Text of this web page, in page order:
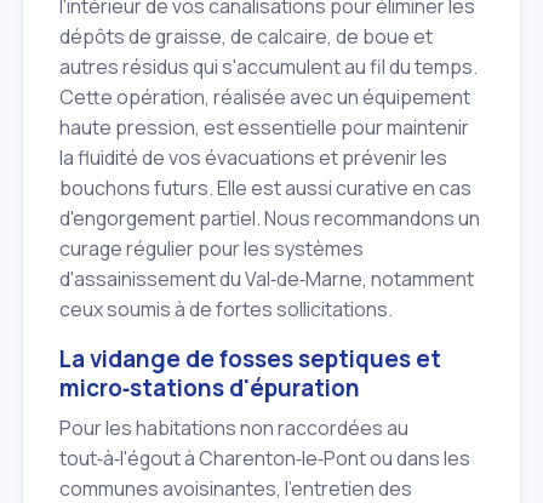
l'intérieur de vos canalisations pour éliminer les
dépôts de graisse, de calcaire, de boue et
autres résidus qui s'accumulent au fil du temps.
Cette opération, réalisée avec un équipement
haute pression, est essentielle pour maintenir
la fluidité de vos évacuations et prévenir les
bouchons futurs. Elle est aussi curative en cas
d'engorgement partiel. Nous recommandons un
curage régulier pour les systèmes
d'assainissement du Val‑de‑Marne, notamment
ceux soumis à de fortes sollicitations.
La vidange de fosses septiques et
micro‑stations d'épuration
Pour les habitations non raccordées au
tout‑à‑l'égout à Charenton‑le‑Pont ou dans les
communes avoisinantes, l'entretien des